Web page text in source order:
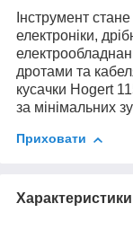
Інструмент
електроніки,
дротами та
кусачки Hogert
за мінімальних
Приховати
Характеристики